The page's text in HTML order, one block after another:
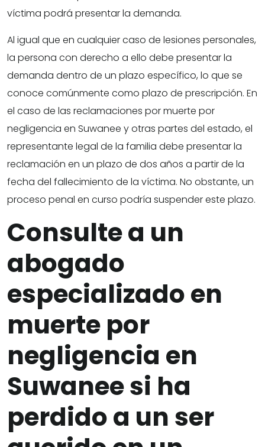
víctima podrá presentar la demanda.
Al igual que en cualquier caso de lesiones personales,
la persona con derecho a ello debe presentar la
demanda dentro de un plazo específico, lo que se
conoce comúnmente como plazo de prescripción. En
el caso de las reclamaciones por muerte por
negligencia en Suwanee y otras partes del estado, el
representante legal de la familia debe presentar la
reclamación en un plazo de dos años a partir de la
fecha del fallecimiento de la víctima. No obstante, un
proceso penal en curso podría suspender este plazo.
Consulte a un
abogado
especializado en
muerte por
negligencia en
Suwanee si ha
perdido a un ser